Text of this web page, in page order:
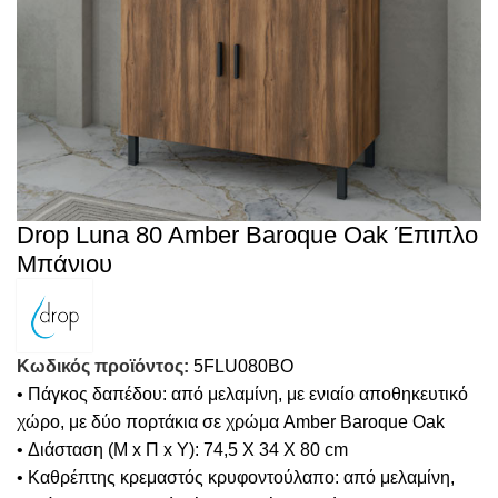
Drop Luna 80 Amber Baroque Oak Έπιπλο
Μπάνιου
Κωδικός προϊόντος: 5FLU080BO
• Πάγκος δαπέδου: από μελαμίνη, με ενιαίο αποθηκευτικό
χώρο, με δύο πορτάκια σε χρώμα Amber Baroque Oak
• Διάσταση (Μ x Π x Υ): 74,5 X 34 X 80 cm
• Καθρέπτης κρεμαστός κρυφοντούλαπο: από μελαμίνη,